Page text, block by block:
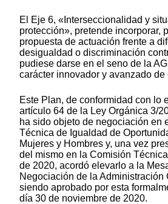
El Eje 6, «Interseccionalidad y
protección», pretende incorporar,
propuesta de actuación frente a
desigualdad o discriminación
pudiese darse en el seno de la
carácter innovador y avanzado de
Este Plan, de conformidad con lo
artículo 64 de la Ley Orgánica 3/
ha sido objeto de negociación en
Técnica de Igualdad de
Mujeres y Hombres y, una vez
del mismo en la Comisión
de 2020, acordó elevarlo a la
Negociación de la Administración
siendo aprobado por esta
día 30 de noviembre de 2020.